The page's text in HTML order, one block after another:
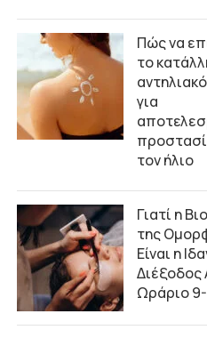
Πώς να
το
για
τον ήλιο
Γιατί η
της
Είναι η
Ωράριο